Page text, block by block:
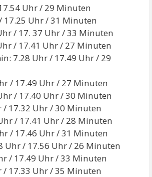
Uhr / 29 Minuten
17.25 Uhr / 31 Minuten
/ 17. 37 Uhr / 33 Minuten
/ 17.41 Uhr / 27 Minuten
7.28 Uhr / 17.49 Uhr / 29
/ 17.49 Uhr / 27 Minuten
/ 17.40 Uhr / 30 Minuten
/ 17.32 Uhr / 30 Minuten
/ 17.41 Uhr / 28 Minuten
/ 17.46 Uhr / 31 Minuten
Uhr / 17.56 Uhr / 26 Minuten
/ 17.49 Uhr / 33 Minuten
/ 17.33 Uhr / 35 Minuten